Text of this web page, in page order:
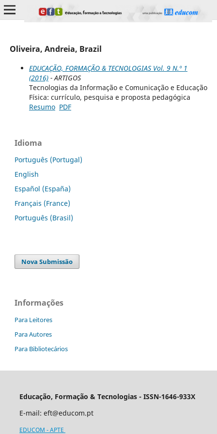
Oliveira, Andreia, Brazil
EDUCAÇÃO, FORMAÇÃO & TECNOLOGIAS Vol. 9 N.º 1
(2016)- ARTIGOS
Tecnologias da Informação e Comunicação e Educação
Física: currículo, pesquisa e proposta pedagógica
Resumo PDF
Idioma
Português (Portugal)
English
Español (España)
Français (France)
Português (Brasil)
Nova Submissão
Informações
Para Leitores
Para Autores
Para Bibliotecários
Educação, Formação & Tecnologias - ISSN-1646-933X
E-mail: eft@educom.pt
EDUCOM - APTE